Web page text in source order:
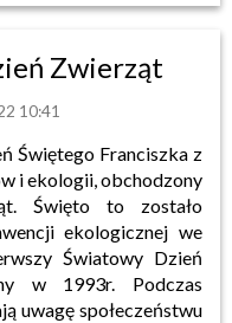
Zwierząt
10:41
Świętego Franciszka z
i ekologii, obchodzony
Święto to zostało
ekologicznej we
Światowy Dzień
w 1993r. Podczas
uwagę społeczeństwu